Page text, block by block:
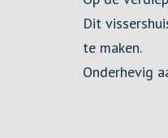
Dit
te maken.
Onderhevig